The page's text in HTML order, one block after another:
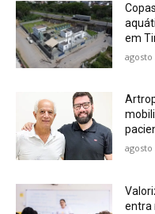
em
agosto
agosto
entra